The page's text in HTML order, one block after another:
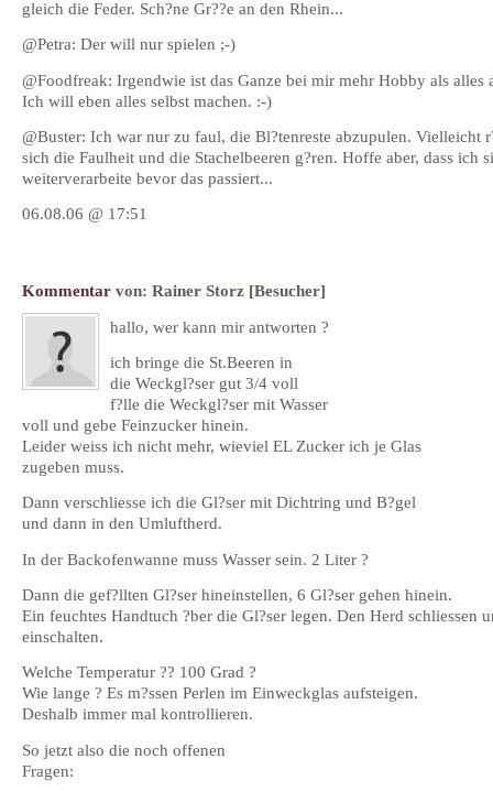
gleich die Feder. Sch?ne Gr??e an den Rhein...
@Petra: Der will nur spielen ;-)
@Foodfreak: Irgendwie ist das Ganze bei mir mehr Hobby als alles
Ich will eben alles selbst machen. :-)
@Buster: Ich war nur zu faul, die Bl?tenreste abzupulen. Vielleicht
sich die Faulheit und die Stachelbeeren g?ren. Hoffe aber, dass ich
weiterverarbeite bevor das passiert...
06.08.06 @ 17:51
Kommentar von: Rainer Storz [Besucher]
hallo, wer kann mir antworten ?
ich bringe die St.Beeren in
die Weckgl?ser gut 3/4 voll
f?lle die Weckgl?ser mit Wasser
voll und gebe Feinzucker hinein.
Leider weiss ich nicht mehr, wieviel EL Zucker ich je Glas
zugeben muss.
Dann verschliesse ich die Gl?ser mit Dichtring und B?gel
und dann in den Umluftherd.
In der Backofenwanne muss Wasser sein. 2 Liter ?
Dann die gef?llten Gl?ser hineinstellen, 6 Gl?ser gehen hinein.
Ein feuchtes Handtuch ?ber die Gl?ser legen. Den Herd schliessen
einschalten.
Welche Temperatur ?? 100 Grad ?
Wie lange ? Es m?ssen Perlen im Einweckglas aufsteigen.
Deshalb immer mal kontrollieren.
So jetzt also die noch offenen
Fragen: